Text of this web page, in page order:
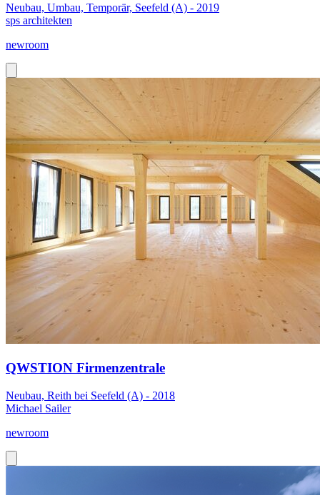
Neubau, Umbau, Temporär, Seefeld (A) - 2019
sps architekten
newroom
QWSTION Firmenzentrale
Neubau, Reith bei Seefeld (A) - 2018
Michael Sailer
newroom